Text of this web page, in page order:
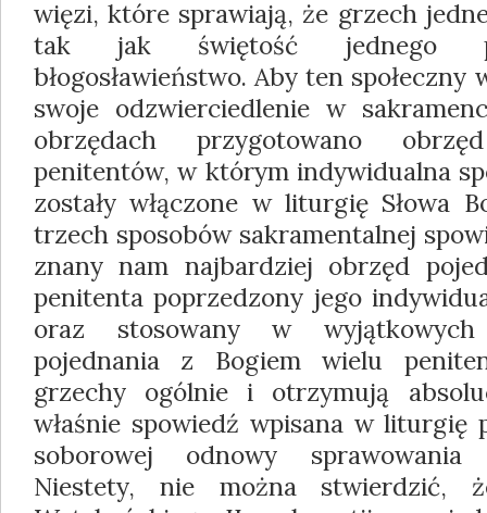
więzi, które sprawiają, że grzech
tak jak świętość jednego
błogosławieństwo. Aby ten społeczny
swoje odzwierciedlenie w
obrzędach przygotowano
penitentów, w którym indywidualna
zostały włączone w liturgię Słowa
trzech sposobów sakramentalnej
znany nam najbardziej obrzęd
penitenta poprzedzony jego
oraz stosowany w
pojednania z Bogiem wielu
grzechy ogólnie i otrzymują
właśnie spowiedź wpisana w
soborowej odnowy
Niestety, nie można stwierdzić,